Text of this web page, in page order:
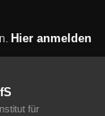
Hier anmelden
IfS
für